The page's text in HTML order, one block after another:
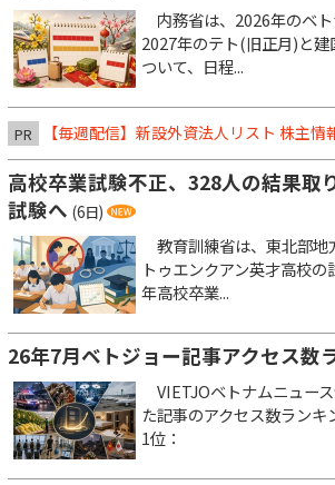
内務省は、2026年のベ
2027年のテト(旧正月)と
ついて、日程...
PR 【毎週配信】新設外資法人リスト 株主情
高校卒業試験不正、328人の結果取
試験へ (6日)
教育訓練省は、東北部地
トゥエンクアン英才高校
年高校卒業...
26年7月ベトジョー記事アクセス数
VIETJOベトナムニュー
た記事のアクセス数ランキ
1位：